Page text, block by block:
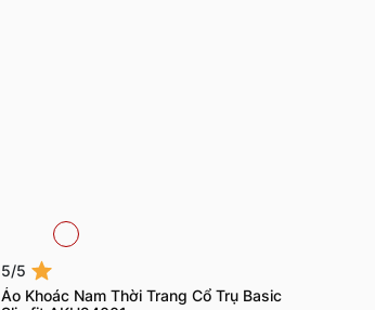
5/5
Áo Khoác Nam Thời Trang Cổ Trụ Basic